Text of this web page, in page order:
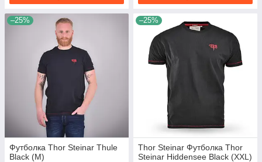
–25%
Футболка Thor Steinar Thule
Black (M)
–25%
Thor Steinar Футболка Thor
Steinar Hiddensee Black (XXL)